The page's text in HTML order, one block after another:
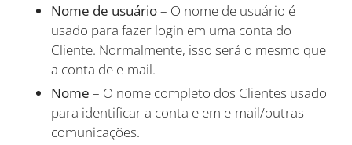
Nome de usuário– O nome de usuário é
usado para fazer login em uma conta do
Cliente. Normalmente, isso será o mesmo que
a conta de e-mail.
Nome – O nome completo dos Clientes usado
para identificar a conta e em e-mail/outras
comunicações.